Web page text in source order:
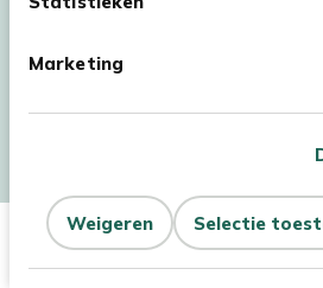
Marketing
Selectie
Weigeren
Aantal
In